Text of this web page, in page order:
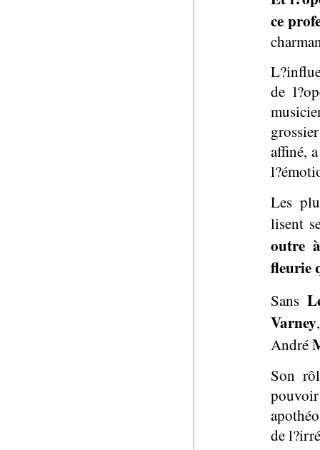
ce
de
affiné,
Les
lisent
outre
fleurie
Sans
Varney
André
Son
de